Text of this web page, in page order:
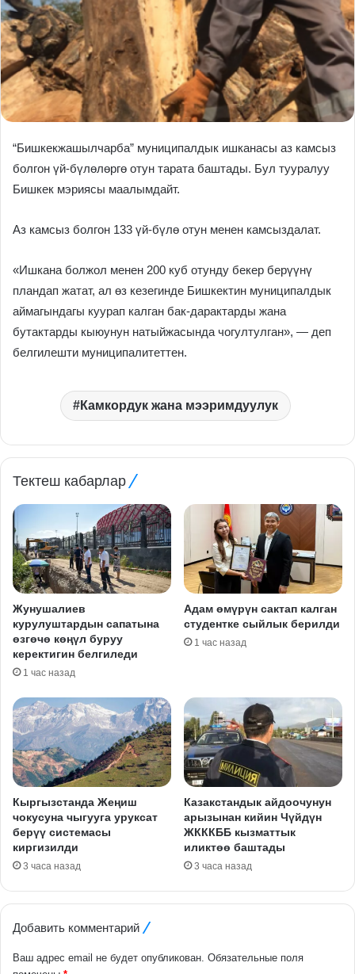
“Бишкекжашылчарба” муниципалдык ишканасы аз камсыз
болгон үй-бүлөлөргө отун тарата баштады. Бул тууралуу
Бишкек мэриясы маалымдайт.
Аз камсыз болгон 133 үй-бүлө отун менен камсыздалат.
«Ишкана болжол менен 200 куб отунду бекер берүүнү
пландап жатат, ал өз кезегинде Бишкектин муниципалдык
аймагындагы куурап калган бак-дарактарды жана
бутактарды кыюунун натыйжасында чогултулган», — деп
белгилешти муниципалитеттен.
Камкордук жана мээримдуулук
Тектеш кабарлар
Жунушалиев
курулуштардын сапатына
өзгөчө көңүл буруу
керектигин белгиледи
1 час назад
Адам өмүрүн сактап калган
студентке сыйлык берилди
1 час назад
Кыргызстанда Жеңиш
чокусуна чыгууга уруксат
берүү системасы
киргизилди
3 часа назад
Казакстандык айдоочунун
арызынан кийин Чүйдүн
ЖКККББ кызматтык
иликтөө баштады
3 часа назад
Добавить комментарий
Ваш адрес email не будет опубликован. Обязательные поля